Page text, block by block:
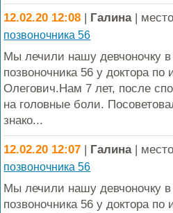
12.02.20 12:08 | Галина|
позвоночника 56
Мы лечили нашу девчоночку
позвоночника 56 у доктора
Олегович.Нам 7 лет, после
на головные боли.
знако...
12.02.20 12:07 | Галина|
позвоночника 56
Мы лечили нашу девчоночку
позвоночника 56 у доктора